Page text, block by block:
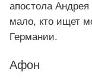
апостола
мало, кто ищет
Германии.
Афон